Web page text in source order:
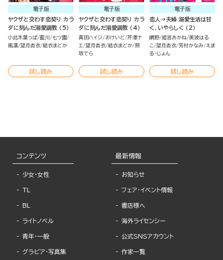
電子版
ヤクザと交わす恋契り カラ
ダに刻んだ溺愛調教 （5）
小此木葉っぱ 藍川
七ツ園
風凛 望月杏衣 結衣まどか
試し読み
電子版
ヤクザと交わす恋契り カラ
ダに刻んだ溺愛調教 （4）
真田ハイジ おけいど 芹澤ナ
エ 望月杏衣 結衣まどか 照
坂てら
試し読み
電子版
恋人→夫婦 溺愛生活は甘
く、いやらしく （2）
網野 姫宮あかね 美波はる
こ 望月杏衣 芳村かなみ
えま
る・じょん
試し読み
コンテンツ
少女・女性
TL
BL
ライトノベル
青年・一般
グラビア・写真集
最新情報
お知らせ
フェア・イベント情報
書店様へ
海外ライセンシー
公式SNSアカウント
作家一覧